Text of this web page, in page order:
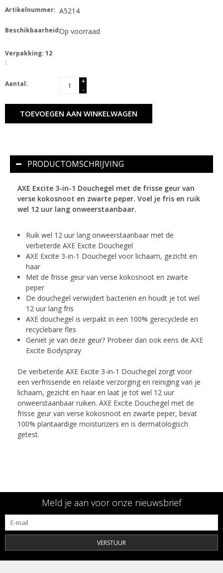
Artikelnummer: A5214
Beschikbaarheid:Op voorraad
Verpakking: 12
:
Aantal:
+
-
TOEVOEGEN AAN WINKELWAGEN
PRODUCTOMSCHRIJVING
AXE Excite 3-in-1 Douchegel met de frisse geur van
verse kokosnoot en zwarte peper. Voel je fris en ruik
wel 12 uur lang onweerstaanbaar.
Ruik wel 12 uur lang onweerstaanbaar met de
verbeterde AXE Excite Douchegel
AXE Excite 3-in-1 Douchegel voor lichaam, gezicht en
haar
Met de frisse geur van verse kokosnoot en zwarte
peper
De douchegel verwijdert bacteriën en houdt je tot wel
12 uur lang fris
AXE douchegel is verpakt in een 100% gerecyclede en
recyclebare fles
Geniet je van deze geur? Probeer dan ook eens de AXE
Excite Bodyspray
De verbeterde AXE Excite 3-in-1 Douchegel zorgt voor
een verfrissende en relaxte verzorging en reiniging van je
lichaam, gezicht en haar en laat je tot wel 12 uur
onweerstaanbaar ruiken. AXE Excite Douchegel met de
frisse geur van verse kokosnoot en zwarte peper, bevat
100% plantaardige moisturizers en is dermatologisch
getest.
Meld je aan voor onze nieuwsbrief
VERSTUUR